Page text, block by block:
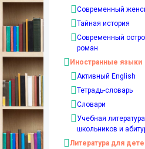
Современный
Тайная история
Современный
роман
Иностранные языки
Активный English
Тетрадь-словарь
Словари
Учебная
школьников и
Литература для